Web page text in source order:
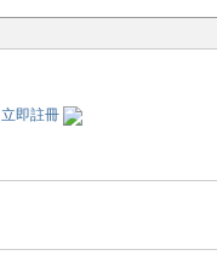
立即註冊